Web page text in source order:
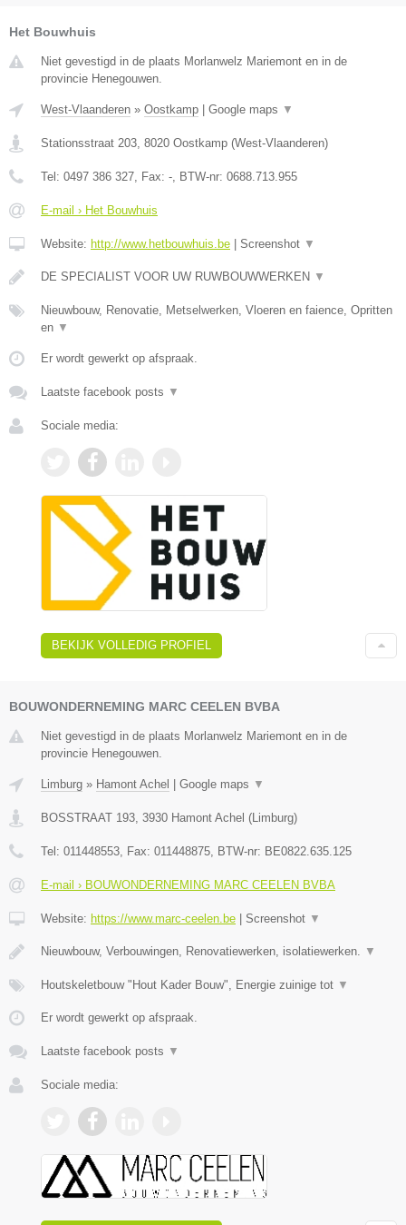
Het Bouwhuis
Niet gevestigd in de plaats Morlanwelz Mariemont en in de
provincie Henegouwen.
West-Vlaanderen » Oostkamp Google maps ▼
Stationsstraat 203 8020 Oostkamp (West-Vlaanderen)
Tel: 0497 386 327 , Fax: - , BTW-nr: 0688.713.955
E-mail › Het Bouwhuis
Website: http://www.hetbouwhuis.be Screenshot ▼
DE SPECIALIST VOOR UW RUWBOUWWERKEN ▼
Nieuwbouw, Renovatie, Metselwerken, Vloeren en faience, Opritten
en ▼
Er wordt gewerkt op afspraak.
Laatste facebook posts ▼
Sociale media:
BEKIJK VOLLEDIG PROFIEL
BOUWONDERNEMING MARC CEELEN BVBA
Niet gevestigd in de plaats Morlanwelz Mariemont en in de
provincie Henegouwen.
Limburg » Hamont Achel Google maps ▼
BOSSTRAAT 193 3930 Hamont Achel ( Limburg)
Tel: 011448553 , Fax: 011448875 , BTW-nr: BE0822.635.125
E-mail › BOUWONDERNEMING MARC CEELEN BVBA
Website: https://www.marc-ceelen.be Screenshot ▼
Nieuwbouw, Verbouwingen, Renovatiewerken, isolatiewerken. ▼
Houtskeletbouw "Hout Kader Bouw", Energie zuinige tot ▼
Er wordt gewerkt op afspraak.
Laatste facebook posts ▼
Sociale media: